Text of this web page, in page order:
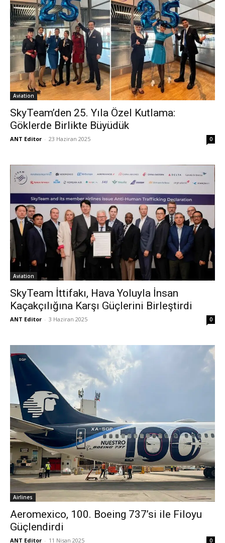
Aviation
SkyTeam’den 25. Yıla Özel Kutlama:
Göklerde Birlikte Büyüdük
ANT Editor - 23 Haziran 2025 0
Aviation
SkyTeam İttifakı, Hava Yoluyla İnsan
Kaçakçılığına Karşı Güçlerini Birleştirdi
ANT Editor - 3 Haziran 2025 0
Airlines
Aeromexico, 100. Boeing 737’si ile Filoyu
Güçlendirdi
ANT Editor - 11 Nisan 2025 0